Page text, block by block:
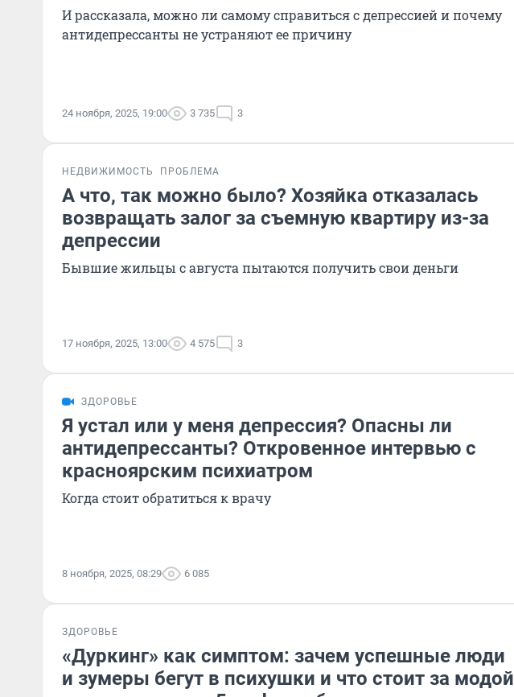
И рассказала, можно ли самому справиться с депрессией и почему
антидепрессанты не устраняют ее причину
24 ноября, 2025, 19:00 3 735 3
НЕДВИЖИМОСТЬ ПРОБЛЕМА
А что, так можно было? Хозяйка отказалась
возвращать залог за съемную квартиру из-за
депрессии
Бывшие жильцы с августа пытаются получить свои деньги
17 ноября, 2025, 13:00 4 575 3
ЗДОРОВЬЕ
Я устал или у меня депрессия? Опасны ли
антидепрессанты? Откровенное интервью с
красноярским психиатром
Когда стоит обратиться к врачу
8 ноября, 2025, 08:29 6 085
ЗДОРОВЬЕ
«Дуркинг» как симптом: зачем успешные люди
и зумеры бегут в психушки и что стоит за модой